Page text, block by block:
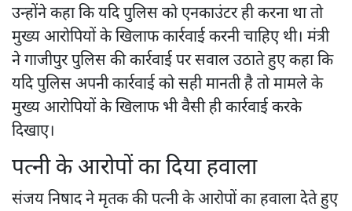
उन्होंने कहा कि यदि पुलिस को एनकाउंटर ही करना था तो
मुख्य आरोपियों के खिलाफ कार्रवाई करनी चाहिए थी। मंत्री
ने गाजीपुर पुलिस की कार्रवाई पर सवाल उठाते हुए कहा कि
यदि पुलिस अपनी कार्रवाई को सही मानती है तो मामले के
मुख्य आरोपियों के खिलाफ भी वैसी ही कार्रवाई करके
दिखाए।
पत्नी के आरोपों का दिया हवाला
संजय निषाद ने मृतक की पत्नी के आरोपों का हवाला देते हुए